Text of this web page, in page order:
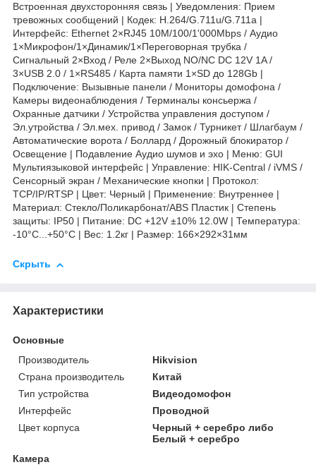
Встроенная двухсторонняя связь | Уведомления: Прием
тревожных сообщений | Кодек: H.264/G.711u/G.711a |
Интерфейс: Ethernet 2×RJ45 10M/100/1'000Mbps / Аудио
1×Микрофон/1×Динамик/1×Переговорная трубка /
Сигнальный 2×Вход / Реле 2×Выход NO/NC DC 12V 1A /
3×USB 2.0 / 1×RS485 / Карта памяти 1×SD до 128Gb |
Подключение: Вызывные панели / Мониторы домофона /
Камеры видеонаблюдения / Терминалы консьержа /
Охранные датчики / Устройства управления доступом /
Эл.утройства / Эл.мех. привод / Замок / Турникет / Шлагбаум /
Автоматические ворота / Боллард / Дорожный блокиратор /
Освещение | Подавление Аудио шумов и эхо | Меню: GUI
Мультиязыковой интерфейс | Управление: HIK-Central / iVMS /
Сенсорный экран / Механические кнопки | Протокол:
TCP/IP/RTSP | Цвет: Черный | Применение: Внутреннее |
Материал: Стекло/Поликарбонат/ABS Пластик | Степень
защиты: IP50 | Питание: DC +12V ±10% 12.0W | Температура:
-10°C...+50°C | Вес: 1.2кг | Размер: 166×292×31мм
Скрыть
Характеристики
Основные
Производитель
Hikvision
Страна производитель
Китай
Тип устройства
Видеодомофон
Интерфейс
Проводной
Цвет корпуса
Черный + серебро либо
Белый + серебро
Камера